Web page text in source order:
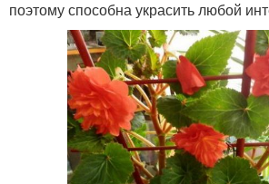
поэтому способна украсить любой